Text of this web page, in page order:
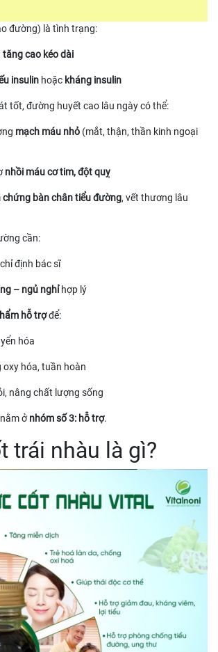
đường) là tình trạng:
tăng cao kéo dài
insulin hoặc kháng insulin
tốt, đường huyết cao lâu ngày có thể:
mạch máu nhỏ (mắt, thận, thần kinh ngoại
nhồi máu cơ tim, đột quỵ
chứng bàn chân tiểu đường, vết thương lâu
cần:
định bác sĩ
– ngủ nghỉhợp lý
hỗ trợđể:
hóa
oxy hóa, tuần hoàn
nâng chất lượng sống
ởnhóm số 3: hỗ trợ.
trái nhàu là gì?